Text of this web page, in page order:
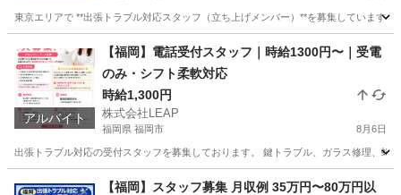
東京エリアで **出張トラブル対応スタッフ（立ち上げメンバー）**を募集しています
その他 トラブル
アルバイト
【福岡】電話受付スタッフ｜時給1300円〜｜受電
のみ・シフト柔軟対応
時給1,300円
株式会社LEAP
福岡県 福岡市 8月6日
出張トラブル対応の受付スタッフを募集しております。 鍵トラブル、ガラス修理、
その他 スタッフ
【福岡】スタッフ募集 月収例 35万円〜80万円以